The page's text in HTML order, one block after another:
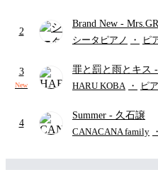
ード・ペダル付き/
かわ 人魚の島のひ
2
Brand New -
APPLE
シータピアノ ・ ピ
3
New
罪と罰と雨とキス
野勇斗&吉田仁人)
HARU KOBA ・ ピ
4
Summer - 久石譲
CANACANA family ・